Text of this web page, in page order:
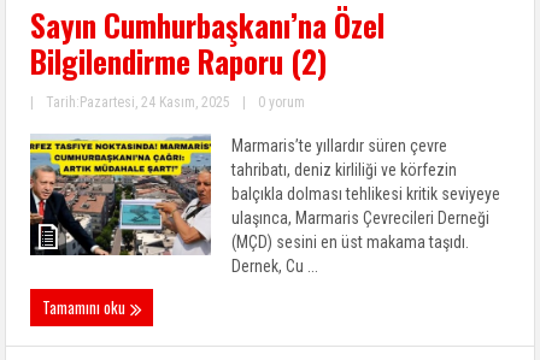
Sayın Cumhurbaşkanı’na Özel
Bilgilendirme Raporu (2)
| Tarih:Pazartesi, 24 Kasım, 2025 | 0 yorum
Marmaris’te yıllardır süren çevre
tahribatı, deniz kirliliği ve körfezin
balçıkla dolması tehlikesi kritik seviyeye
ulaşınca, Marmaris Çevrecileri Derneği
(MÇD) sesini en üst makama taşıdı.
Dernek, Cu ...
Tamamını oku